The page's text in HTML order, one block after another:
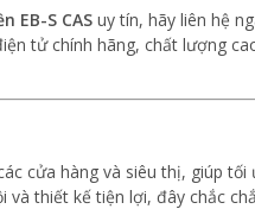
EB-S CAS uy tín, hãy liên hệ
tử chính hãng, chất lượng
cửa hàng và siêu thị, giúp
thiết kế tiện lợi, đây chắc